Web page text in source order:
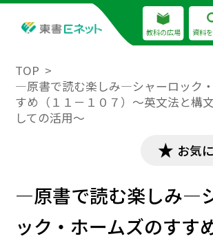
教科の広場 資料
TOP
―原書で読む楽しみ―シャーロック
すめ（１１－１０７）～英文法と構
しての活用～
お気
―原書で読む楽しみ―
ック・ホームズのすす